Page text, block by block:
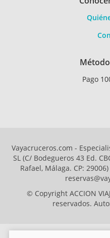
Pago
Vayacruceros.com -
SL (C/ Bodegueros 43 Ed.
Rafael, Málaga. CP:
© Copyright ACCION
reservados.